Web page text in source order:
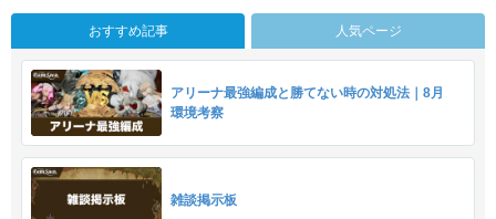
おすすめ記事 人気ページ
アリーナ最強編成と勝てない時の対処法｜8月
環境考察
雑談掲示板